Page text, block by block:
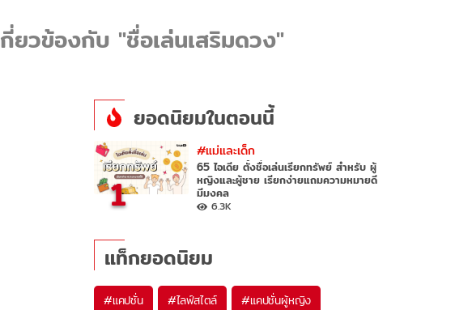
วข้องกับ "ชื่อเล่นเสริมดวง"
ยอดนิยมในตอนนี้
1
#แม่และเด็ก
65 ไอเดีย ตั้งชื่อเล่นเรียกทรัพย์ สำหรับ ผู้
หญิงและผู้ชาย เรียกง่ายแถมความหมายดี
มีมงคล
6.3K
แท็กยอดนิยม
#แคปชั่น #ไลฟ์สไตล์ #แคปชั่นผู้หญิง